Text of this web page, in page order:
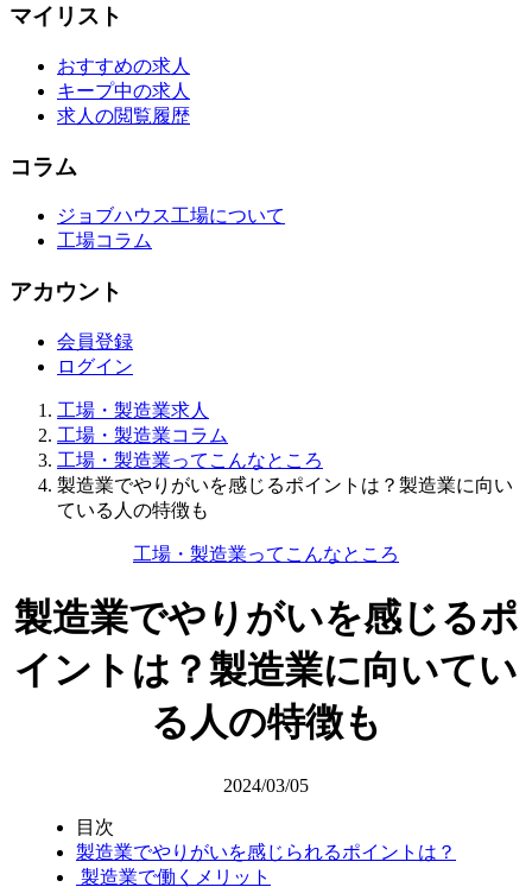
マイリスト
おすすめの求人
キープ中の求人
求人の閲覧履歴
コラム
ジョブハウス工場について
工場コラム
アカウント
会員登録
ログイン
工場・製造業求人
工場・製造業コラム
工場・製造業ってこんなところ
製造業でやりがいを感じるポイントは？製造業に向い
ている人の特徴も
工場・製造業ってこんなところ
製造業でやりがいを感じるポ
イントは？製造業に向いてい
る人の特徴も
2024/03/05
目次
製造業でやりがいを感じられるポイントは？
製造業で働くメリット